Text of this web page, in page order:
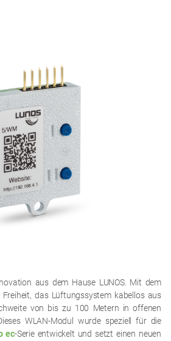
aus dem Hause LUNOS. Mit dem
das Lüftungssystem kabellos aus
von bis zu 100 Metern in offenen
WLAN-Modul wurde speziell für die
ec-Serie entwickelt und setzt einen neuen